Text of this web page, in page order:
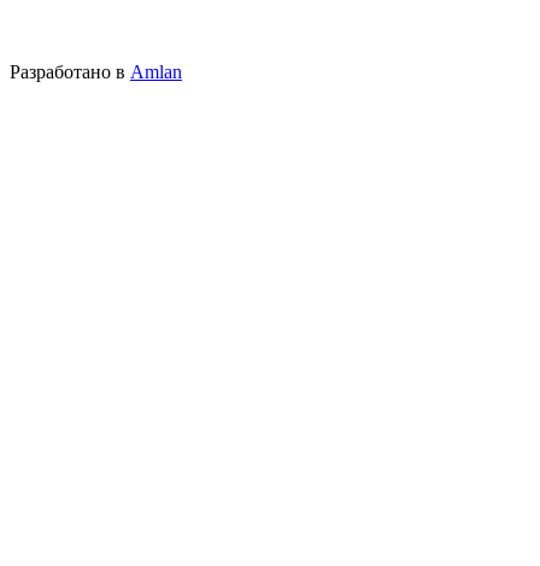
Разработано в Amlan